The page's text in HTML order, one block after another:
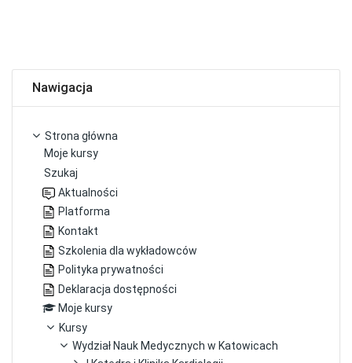
Nawigacja
Strona główna
Moje kursy
Szukaj
Aktualności
Platforma
Kontakt
Szkolenia dla wykładowców
Polityka prywatności
Deklaracja dostępności
Moje kursy
Kursy
Wydział Nauk Medycznych w Katowicach